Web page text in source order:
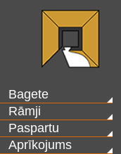
Bagete
Rāmji
Paspartu
Aprīkojums